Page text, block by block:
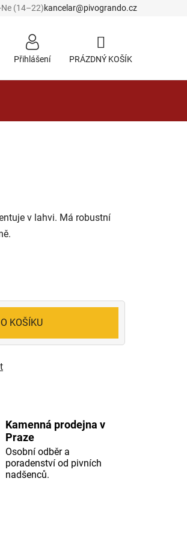
Ne (14–22)kancelar@pivogrando.cz
Přihlášení NÁKUPNÍ
PRÁZDNÝ KOŠÍK
v lahvi. Má robustní
KOŠÍKU
Kamenná prodejna v
Praze
Osobní odběr a
poradenství od pivních
nadšenců.